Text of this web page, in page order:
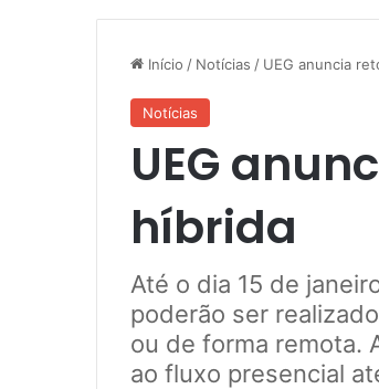
Início / Notícias / UEG anuncia
Notícias
UEG
híbrida
Até o dia 15 de
poderão ser
ou de forma remota.
ao fluxo presencial